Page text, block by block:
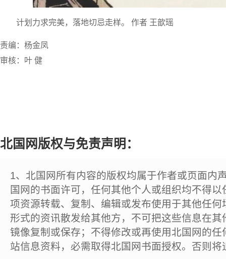
计划力求完美，落地切忌走样。 作者 王歆瑶
责编：杨金凤
审核：叶 健
北国网版权与免责声明：
1、北国网所有内容的版权均属于作者或页面内
国网的书面许可，任何其他个人或组织均不得
项资源转载、复制、编辑或发布使用于其他任
形式的资讯散发给其他方，不可把这些信息在
镜像复制或保存；不得修改或再使用北国网的
站信息资料，必需取得北国网书面授权。否则将